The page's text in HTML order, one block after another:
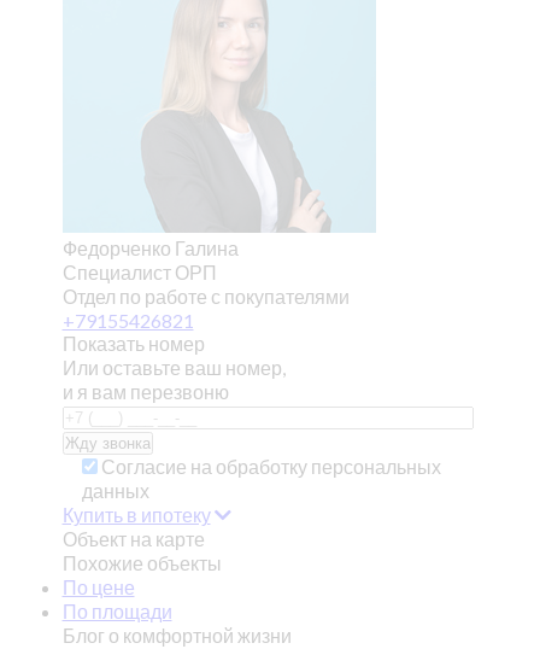
Федорченко Галина
Специалист ОРП
Отдел по работе с покупателями
+79155426821
Показать номер
Или оставьте ваш номер,
и я вам перезвоню
Согласие на обработку персональных
данных
Купить в ипотеку
Объект на карте
Похожие объекты
По цене
По площади
Блог о комфортной жизни